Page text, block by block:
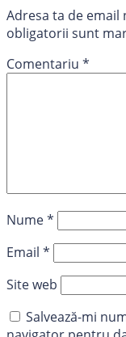
Adresa ta de email
obligatorii sunt
Comentariu *
Nume*
Email *
Site web
Salvează-mi